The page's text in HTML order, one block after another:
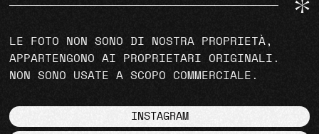
LE FOTO NON SONO DI NOSTRA PROPRIETÀ,
APPARTENGONO AI PROPRIETARI ORIGINALI.
NON SONO USATE A SCOPO COMMERCIALE.
INSTAGRAM